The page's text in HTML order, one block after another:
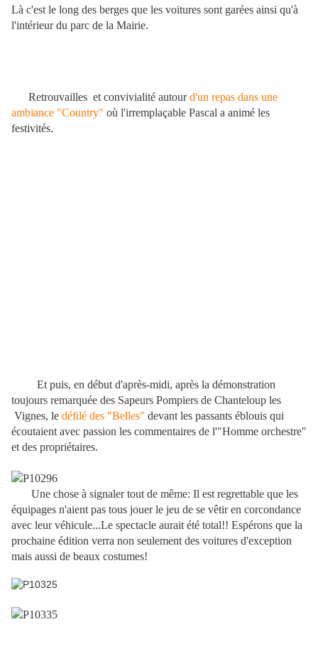
Là c'est le long des berges que les voitures sont garées ainsi qu'à
l'intérieur du parc de la Mairie.
Retrouvailles et convivialité autourd'un repas dans une
ambiance "Country" où l'irremplaçable Pascal a animé les
festivités.
Et puis, en début d'après-midi, après la démonstration
toujours remarquée des Sapeurs Pompiers de Chanteloup les
Vignes, le défilé des "Belles" devant les passants éblouis qui
écoutaient avec passion les commentaires de l'"Homme orchestre"
et des propriétaires.
Une chose à signaler tout de même: Il est regrettable que les
équipages n'aient pas tous jouer le jeu de se vêtir en corcondance
avec leur véhicule...Le spectacle aurait été total!! Espérons que la
prochaine édition verra non seulement des voitures d'exception
mais aussi de beaux costumes!